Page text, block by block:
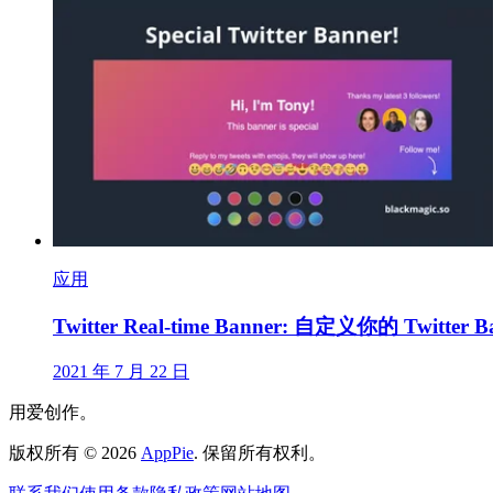
应用
Twitter Real-time Banner: 自定义你的 Twitter
2021 年 7 月 22 日
用爱创作。
版权所有 © 2026 AppPie. 保留所有权利。